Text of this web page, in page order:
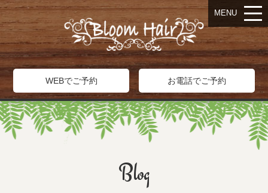
WEBでご予約 お電話でご予約
MENU
Blog